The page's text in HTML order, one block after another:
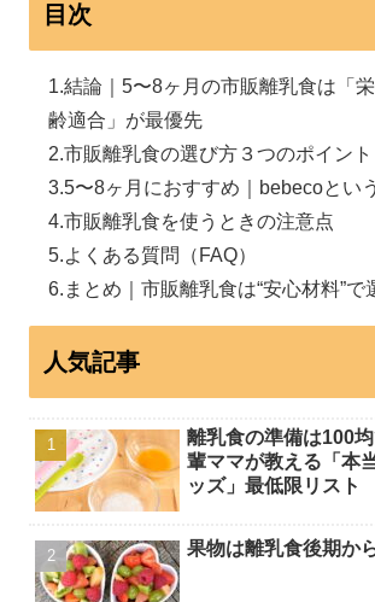
目次
結論｜5〜8ヶ月の市販離乳食は「
齢適合」が最優先
市販離乳食の選び方３つのポイント
5〜8ヶ月におすすめ｜bebecoとい
市販離乳食を使うときの注意点
よくある質問（FAQ）
まとめ｜市販離乳食は“安心材料”で
人気記事
離乳食の準備は100
輩ママが教える「本
ッズ」最低限リスト
果物は離乳食後期か